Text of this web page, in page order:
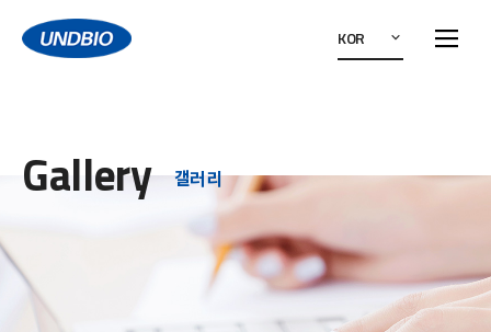
KOR
Gallery 갤러리